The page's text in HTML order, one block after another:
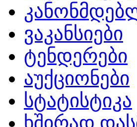
ვაკანსიები
ტენდერები
აუქციონები
სტატისტიკა